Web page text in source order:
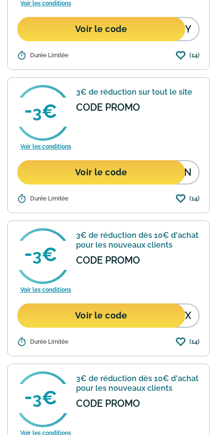
Voir les conditions
Voir le code W5Y
Détails : Joybuy propose une offre de 3€ de
Utilisez le code promo EGQW5Y lors de
votre commande pour en bénéficier. Les
conditions d'applicatio...En savoir plus
Durée Limitée (14)
3
3€ de réduction sur tout le site
CODE PROMO
Voir les conditions
Voir le code JSN
Détails : Joybuy propose une réduction de 3€
d'achat. Utilisez le code promo
"WXKJSN" au moment de valider votre
commande pour en bénéficier....En
savoir plus
Durée Limitée (14)
3
3€ de réduction dès 10€ d'achat
pour les nouveaux clients
CODE PROMO
Voir les conditions
Voir le code KTX
Détails : Joybuy propose une offre de bienvenue
réduction dès 10€ d'achat via
l'application mobile. Utilisez le code
promo "5KGKTX" lors de votre ... En
savoir plus
Durée Limitée (14)
3
3€ de réduction dès 10€ d'achat
pour les nouveaux clients
CODE PROMO
Voir les conditions